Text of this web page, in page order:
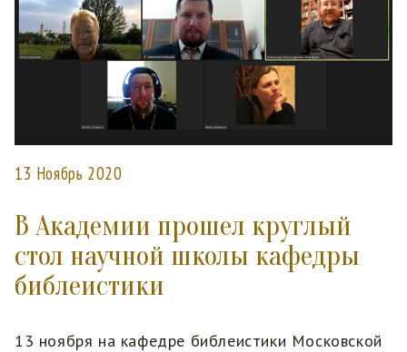
13 Ноябрь 2020
В Академии прошел круглый
стол научной школы кафедры
библеистики
13 ноября на кафедре библеистики Московской